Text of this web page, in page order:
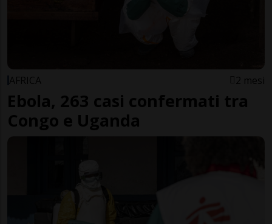
AFRICA 2 mesi
Ebola, 263 casi confermati tra
Congo e Uganda